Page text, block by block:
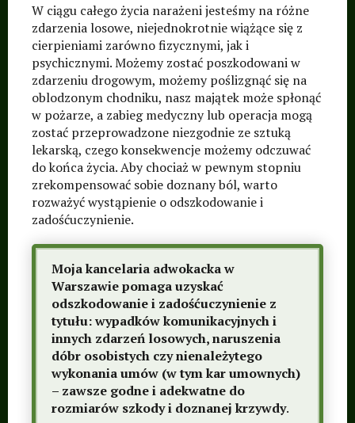
Mokotów, Bielany,
Włochy, Ursus,
Ursynów, Wilanów,
Praga, Praga-Północ,
Praga-Południe,
Targówek, Wawer,
Białołęka, Rembertów,
Wesoła, mazowieckie
W ciągu całego życia narażeni jesteśmy na różne
zdarzenia losowe, niejednokrotnie wiążące się z
cierpieniami zarówno fizycznymi, jak i
psychicznymi. Możemy zostać poszkodowani w
zdarzeniu drogowym, możemy poślizgnąć się na
oblodzonym chodniku, nasz majątek może spłonąć
w pożarze, a zabieg medyczny lub operacja mogą
zostać przeprowadzone niezgodnie ze sztuką
lekarską, czego konsekwencje możemy odczuwać
do końca życia. Aby chociaż w pewnym stopniu
zrekompensować sobie doznany ból, warto
rozważyć wystąpienie o odszkodowanie i
zadośćuczynienie.
Moja kancelaria adwokacka w
Warszawie pomaga uzyskać
odszkodowanie i zadośćuczynienie z
tytułu: wypadków komunikacyjnych i
innych zdarzeń losowych, naruszenia
dóbr osobistych czy nienależytego
wykonania umów (w tym kar umownych)
– zawsze godne i adekwatne do
rozmiarów szkody i doznanej krzywdy.